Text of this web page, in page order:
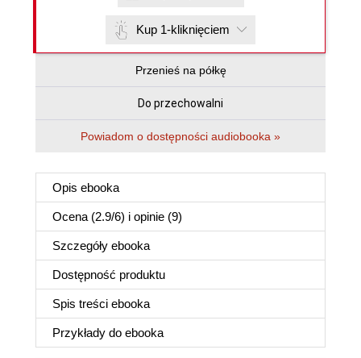
Kup 1-kliknięciem
Przenieś na półkę
Do przechowalni
Powiadom o dostępności audiobooka »
Opis ebooka
Ocena (2.9/6) i opinie (9)
Szczegóły ebooka
Dostępność produktu
Spis treści ebooka
Przykłady do ebooka